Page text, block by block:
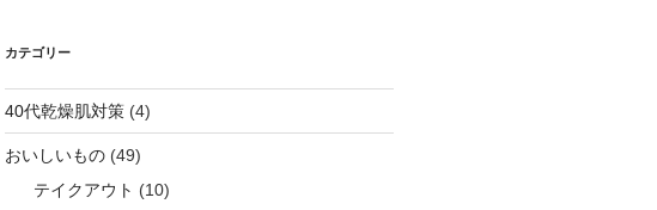
カテゴリー
40代乾燥肌対策(4)
おいしいもの(49)
テイクアウト (10)